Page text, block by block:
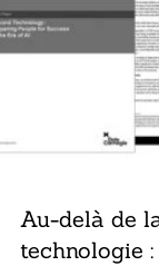
Au-delà de
technologie